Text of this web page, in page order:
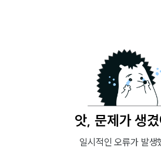
앗, 문제가 생
일시적인 오류가 발생